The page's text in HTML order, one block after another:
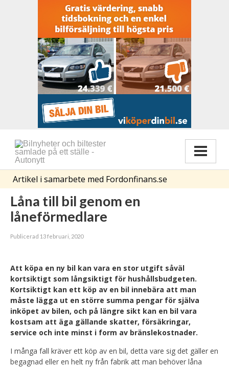
Artikel i samarbete med Fordonfinans.se
Låna till bil genom en
låneförmedlare
Publicerad 13 februari, 2020
Att köpa en ny bil kan vara en stor utgift såväl
kortsiktigt som långsiktigt för hushållsbudgeten.
Kortsiktigt kan ett köp av en bil innebära att man
måste lägga ut en större summa pengar för själva
inköpet av bilen, och på längre sikt kan en bil vara
kostsam att äga gällande skatter, försäkringar,
service och inte minst i form av bränslekostnader.
I många fall kräver ett köp av en bil, detta vare sig det gäller en
begagnad eller en helt ny från fabrik att man behöver låna